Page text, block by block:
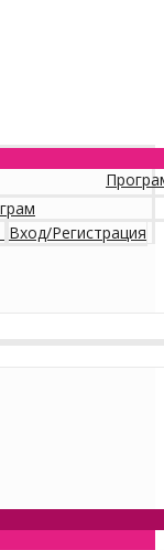
Программа
Вход/Регистрация